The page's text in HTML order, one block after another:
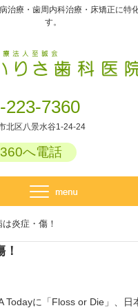
治療・歯周内科治療・床矯正に特
す。
223-7360
区八景水谷1-24-24
へ電話
炎症・傷！
に「Floss or Die」、日